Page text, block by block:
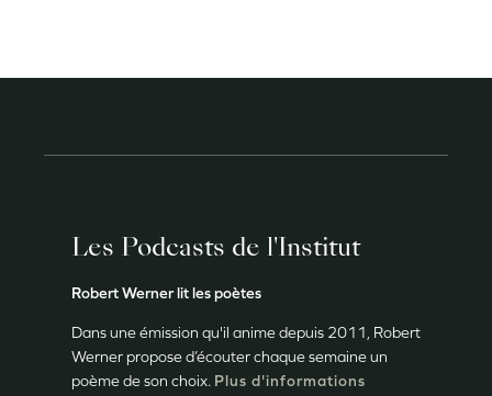
Les Podcasts de l'Institut
Robert Werner lit les poètes
Dans une émission qu'il anime depuis 2011, Robert
Werner propose d’écouter chaque semaine un
poème de son choix. Plus d'informations